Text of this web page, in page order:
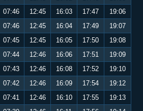
07:46 12:45 16:03 17:47
19:06
07:46 12:45 16:04 17:49
19:07
07:45 12:45 16:05 17:50
19:08
07:44 12:46 16:06 17:51
19:09
07:43 12:46 16:08 17:52
19:10
07:42 12:46 16:09 17:54
19:12
07:41 12:46 16:10 17:55
19:13